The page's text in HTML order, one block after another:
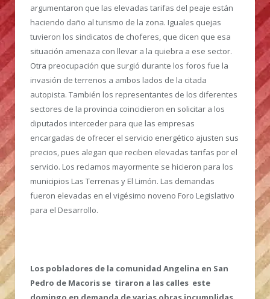
argumentaron que las elevadas tarifas del peaje están
haciendo daño al turismo de la zona. Iguales quejas
tuvieron los sindicatos de choferes, que dicen que esa
situación amenaza con llevar a la quiebra a ese sector.
Otra preocupación que surgió durante los foros fue la
invasión de terrenos a ambos lados de la citada
autopista. También los representantes de los diferentes
sectores de la provincia coincidieron en solicitar a los
diputados interceder para que las empresas
encargadas de ofrecer el servicio energético ajusten sus
precios, pues alegan que reciben elevadas tarifas por el
servicio. Los reclamos mayormente se hicieron para los
municipios Las Terrenas y El Limón. Las demandas
fueron elevadas en el vigésimo noveno Foro Legislativo
para el Desarrollo.
Los pobladores de la comunidad Angelina en San
Pedro de Macoris se tiraron a las calles este